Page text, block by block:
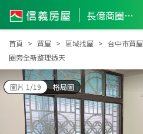
長億商圈旁全新整理透天
首頁 買屋 區域找屋 台中市買屋
圈旁全新整理透天
圖片 1/19 格局圖